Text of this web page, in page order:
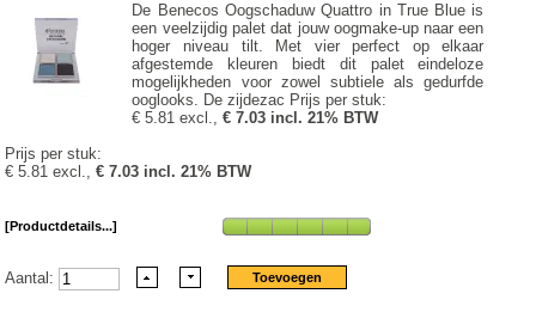
De Benecos Oogschaduw Quattro in True Blue is
een veelzijdig palet dat jouw oogmake-up naar een
hoger niveau tilt. Met vier perfect op elkaar
afgestemde kleuren biedt dit palet eindeloze
mogelijkheden voor zowel subtiele als gedurfde
ooglooks. De zijdezac Prijs per stuk:
€ 5.81 excl.,€ 7.03 incl. 21% BTW
Prijs per stuk:
€ 5.81 excl.,€ 7.03 incl. 21% BTW
[Productdetails...]
Aantal: